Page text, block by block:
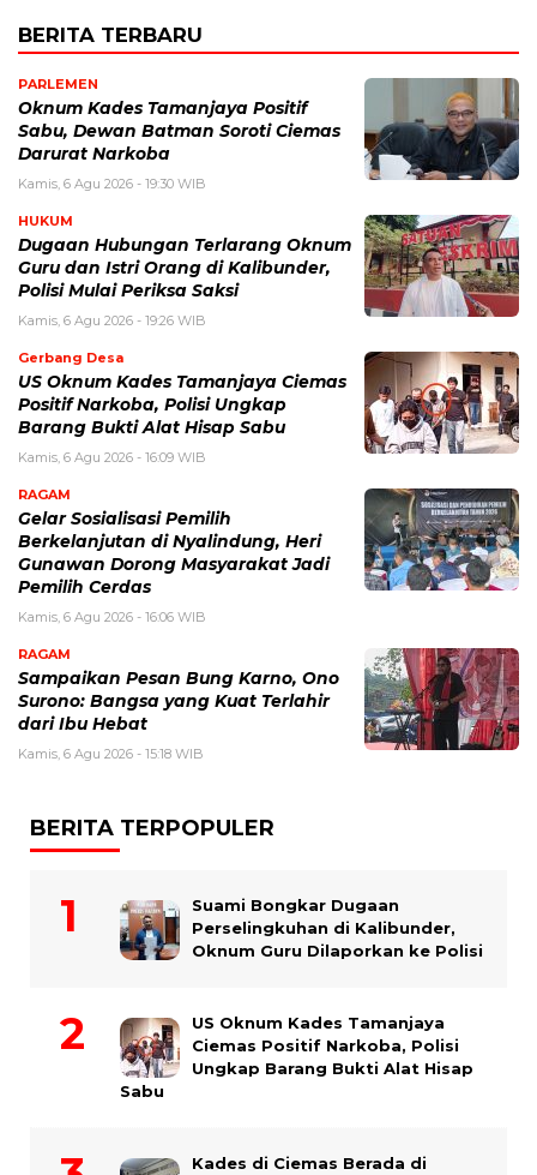
BERITA TERBARU
PARLEMEN
Oknum Kades Tamanjaya Positif
Sabu, Dewan Batman Soroti Ciemas
Darurat Narkoba
Kamis, 6 Agu 2026 - 19:30 WIB
HUKUM
Dugaan Hubungan Terlarang Oknum
Guru dan Istri Orang di Kalibunder,
Polisi Mulai Periksa Saksi
Kamis, 6 Agu 2026 - 19:26 WIB
Gerbang Desa
US Oknum Kades Tamanjaya Ciemas
Positif Narkoba, Polisi Ungkap
Barang Bukti Alat Hisap Sabu
Kamis, 6 Agu 2026 - 16:09 WIB
RAGAM
Gelar Sosialisasi Pemilih
Berkelanjutan di Nyalindung, Heri
Gunawan Dorong Masyarakat Jadi
Pemilih Cerdas
Kamis, 6 Agu 2026 - 16:06 WIB
RAGAM
Sampaikan Pesan Bung Karno, Ono
Surono: Bangsa yang Kuat Terlahir
dari Ibu Hebat
Kamis, 6 Agu 2026 - 15:18 WIB
BERITA TERPOPULER
Suami Bongkar Dugaan
Perselingkuhan di Kalibunder,
Oknum Guru Dilaporkan ke Polisi
US Oknum Kades Tamanjaya
Ciemas Positif Narkoba, Polisi
Ungkap Barang Bukti Alat Hisap
Sabu
Kades di Ciemas Berada di